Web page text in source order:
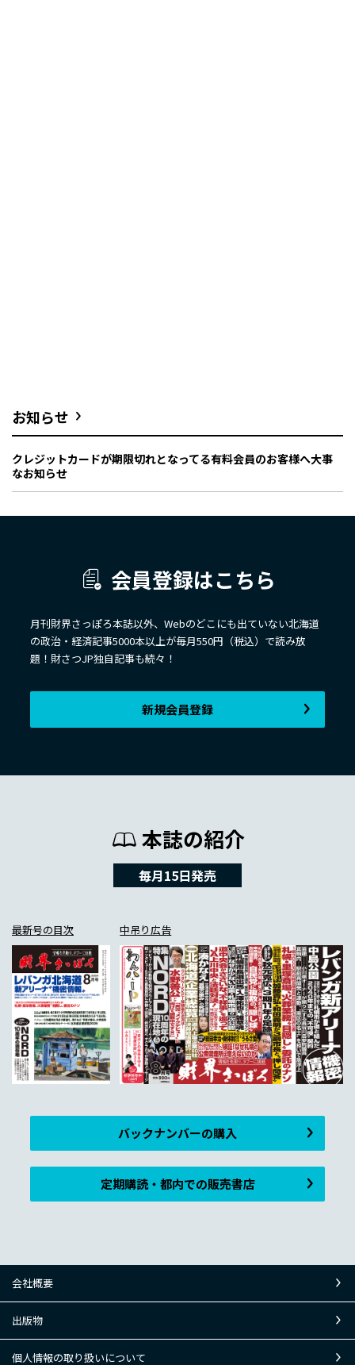
お知らせ
クレジットカードが期限切れとなってる有料会員のお客様へ大事
なお知らせ
会員登録はこちら
月刊財界さっぽろ本誌以外、Webのどこにも出ていない北海道
の政治・経済記事5000本以上が毎月550円（税込）で読み放
題！財さつJP独自記事も続々！
新規会員登録
本誌の紹介
毎月15日発売
最新号の目次 中吊り広告
バックナンバーの購入
定期購読・都内での販売書店
会社概要
出版物
個人情報の取り扱いについて